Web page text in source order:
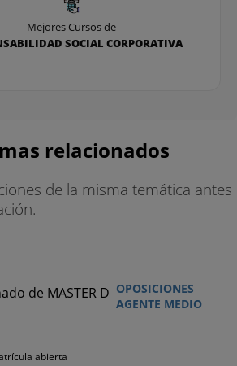
Mejores Cursos de
SOCIAL CORPORATIVA
relacionados
de la misma temática antes
OPOSICIONES
AGENTE MEDIO
abierta